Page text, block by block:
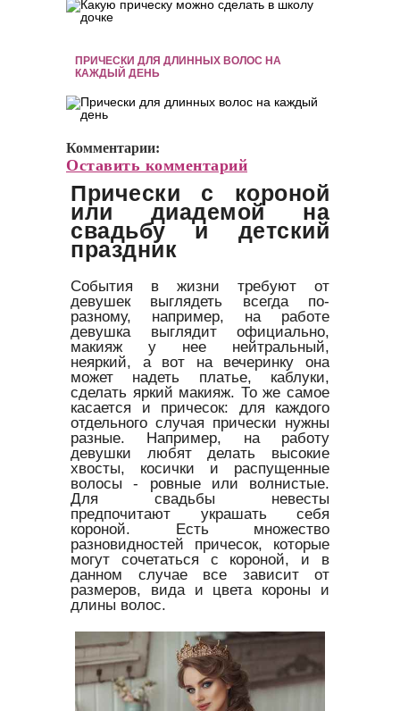
ПРИЧЕСКИ ДЛЯ ДЛИННЫХ ВОЛОС НА
КАЖДЫЙ ДЕНЬ
Комментарии:
Оставить комментарий
Прически с короной
или диадемой на
свадьбу и детский
праздник
События в жизни требуют от
девушек выглядеть всегда по-
разному, например, на работе
девушка выглядит официально,
макияж у нее нейтральный,
неяркий, а вот на вечеринку она
может надеть платье, каблуки,
сделать яркий макияж. То же самое
касается и причесок: для каждого
отдельного случая прически нужны
разные. Например, на работу
девушки любят делать высокие
хвосты, косички и распущенные
волосы - ровные или волнистые.
Для свадьбы невесты
предпочитают украшать себя
короной. Есть множество
разновидностей причесок, которые
могут сочетаться с короной, и в
данном случае все зависит от
размеров, вида и цвета короны и
длины волос.